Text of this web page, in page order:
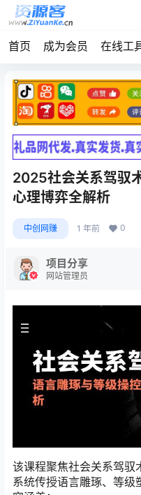
首页 成为会员 在线工
2025社会关系驾驭
心理博弈全解析
中创网赚 1 年前 0
项目分享
网站管理员
该课程聚焦社会关系驾驭
系统传授语言雕琢、等级